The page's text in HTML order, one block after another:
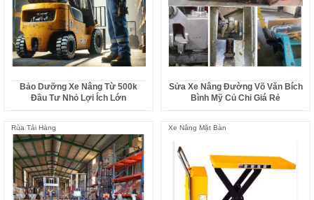
Bảo Dưỡng Xe Nâng Từ 500k
Đầu Tư Nhỏ Lợi Ích Lớn
Sửa Xe Nâng Đường Võ Văn Bích
Bình Mỹ Củ Chi Giá Rẻ
Rùa Tải Hàng Xe Nâng Mặt Bàn